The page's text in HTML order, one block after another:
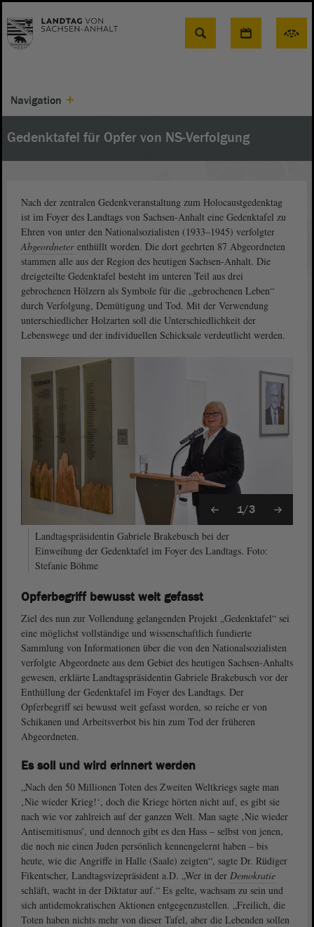
Suche
Navigation
Gedenktafel für Opfer von NS-Verfolgung
Nach der zentralen Gedenkveranstaltung zum Holocaustgedenktag
ist im Foyer des Landtags von Sachsen-Anhalt eine Gedenktafel zu
Ehren von unter den Nationalsozialisten (1933–1945) verfolgter
Abgeordneter enthüllt worden. Die dort geehrten 87 Abgeordneten
stammen alle aus der Region des heutigen Sachsen-Anhalt. Die
dreigeteilte Gedenktafel besteht im unteren Teil aus drei
gebrochenen Hölzern als Symbole für die „gebrochenen Leben“
durch Verfolgung, Demütigung und Tod. Mit der Verwendung
unterschiedlicher Holzarten soll die Unterschiedlichkeit der
Lebenswege und der individuellen Schicksale verdeutlicht werden.
1/3
Landtagspräsidentin Gabriele Brakebusch bei der
Einweihung der Gedenktafel im Foyer des Landtags. Foto:
Stefanie Böhme
Opferbegriff bewusst weit gefasst
Ziel des nun zur Vollendung gelangenden Projekt „Gedenktafel“ sei
eine möglichst vollständige und wissenschaftlich fundierte
Sammlung von Informationen über die von den Nationalsozialisten
verfolgte Abgeordnete aus dem Gebiet des heutigen Sachsen-Anhalts
gewesen, erklärte Landtagspräsidentin Gabriele Brakebusch vor der
Enthüllung der Gedenktafel im Foyer des Landtags. Der
Opferbegriff sei bewusst weit gefasst worden, so reiche er von
Schikanen und Arbeitsverbot bis hin zum Tod der früheren
Abgeordneten.
Es soll und wird erinnert werden
„Nach den 50 Millionen Toten des Zweiten Weltkriegs sagte man
‚Nie wieder Krieg!‘, doch die Kriege hörten nicht auf, es gibt sie
nach wie vor zahlreich auf der ganzen Welt. Man sagte ‚Nie wieder
Antisemitismus’, und dennoch gibt es den Hass – selbst von jenen,
die noch nie einen Juden persönlich kennengelernt haben – bis
heute, wie die Angriffe in Halle (Saale) zeigten“, sagte Dr. Rüdiger
Fikentscher, Landtagsvizepräsident a.D. „Wer in der Demokratie
schläft, wacht in der Diktatur auf.“ Es gelte, wachsam zu sein und
sich antidemokratischen Aktionen entgegenzustellen. „Freilich, die
Toten haben nichts mehr von dieser Tafel, aber die Lebenden sollen